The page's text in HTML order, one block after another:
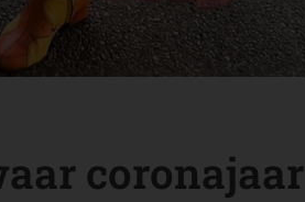
coronajaar